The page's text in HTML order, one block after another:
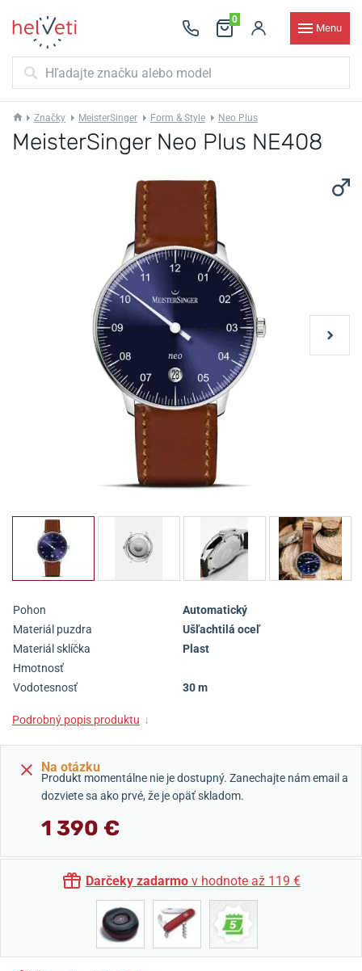
0
Menu
Značky MeisterSinger Form & Style Neo Plus
MeisterSinger Neo Plus NE408
Pohon
Automatický
Materiál puzdra
Ušľachtilá oceľ
Materiál sklíčka
Plast
Hmotnosť
Vodotesnosť
30 m
Podrobný popis produktu ↓
Na otázku
Produkt momentálne nie je dostupný. Zanechajte nám email a
dozviete sa ako prvé, že je opäť skladom.
1 390 €
Darčeky zadarmov hodnote až 119 €